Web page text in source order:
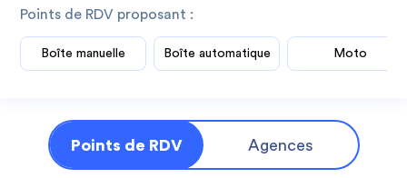
Points de RDV proposant :
Boîte manuelle Boîte automatique Moto
Points de RDV Agences